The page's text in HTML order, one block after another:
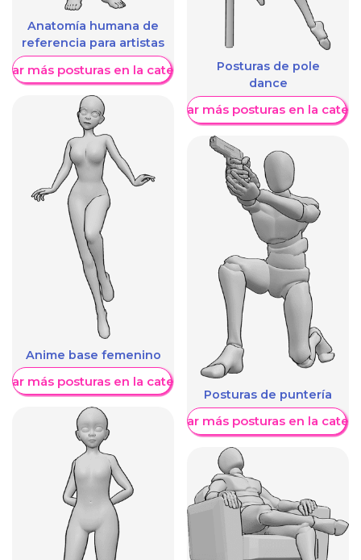
Anatomía humana de
referencia para artistas
más posturas en la categoría
Anime base femenino
más posturas en la categoría
Posturas de pole
dance
Mostrar más posturas en la
Posturas de puntería
Mostrar más posturas en la